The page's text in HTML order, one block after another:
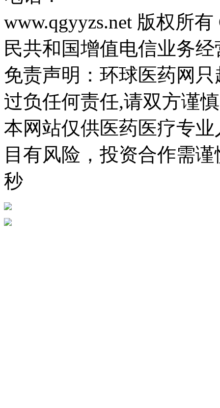
www.qgyyzs.net 版权所
民共和国增值电信业务
免责声明：环球医药网
过负任何责任,请双方谨
本网站仅供医药医疗专
目有风险，投资合作需
秒